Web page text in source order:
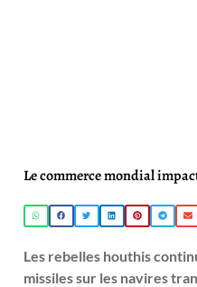
Le commerce mondial
Les rebelles houthis
missiles sur les navires